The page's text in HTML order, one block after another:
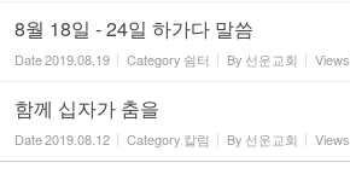
8월 18일 - 24일 하가다 말씀
Date2019.08.19 Category 쉼터 By 선운교회 Views
함께 십자가 춤을
Date2019.08.12 Category 칼럼 By 선운교회 Views